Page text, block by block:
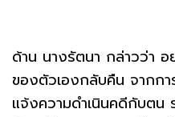
ด้าน นางรัตนา กล่าวว่า อ
ของตัวเองกลับคืน จากก
แจ้งความดำเนินคดีกับตน